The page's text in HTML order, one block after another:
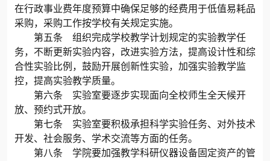
在行政事业费年度预算中确保足够的经费用于低值易耗品
采购，采购工作按学校有关规定实施。
第五条 组织完成学校教学计划规定的实验教学任
务，不断更新实验内容，改进实验方法，提高设计性和综
合性实验比例，鼓励开展创新性实验，加强实验教学监
控，提高实验教学质量。
第六条 实验室要逐步实现面向全校师生全天候开
放、预约式开放。
第七条 实验室要积极承担科学实验任务、对外技术
开发、社会服务、学术交流等方面的任务。
第八条 学院要加强教学科研仪器设备固定资产的管